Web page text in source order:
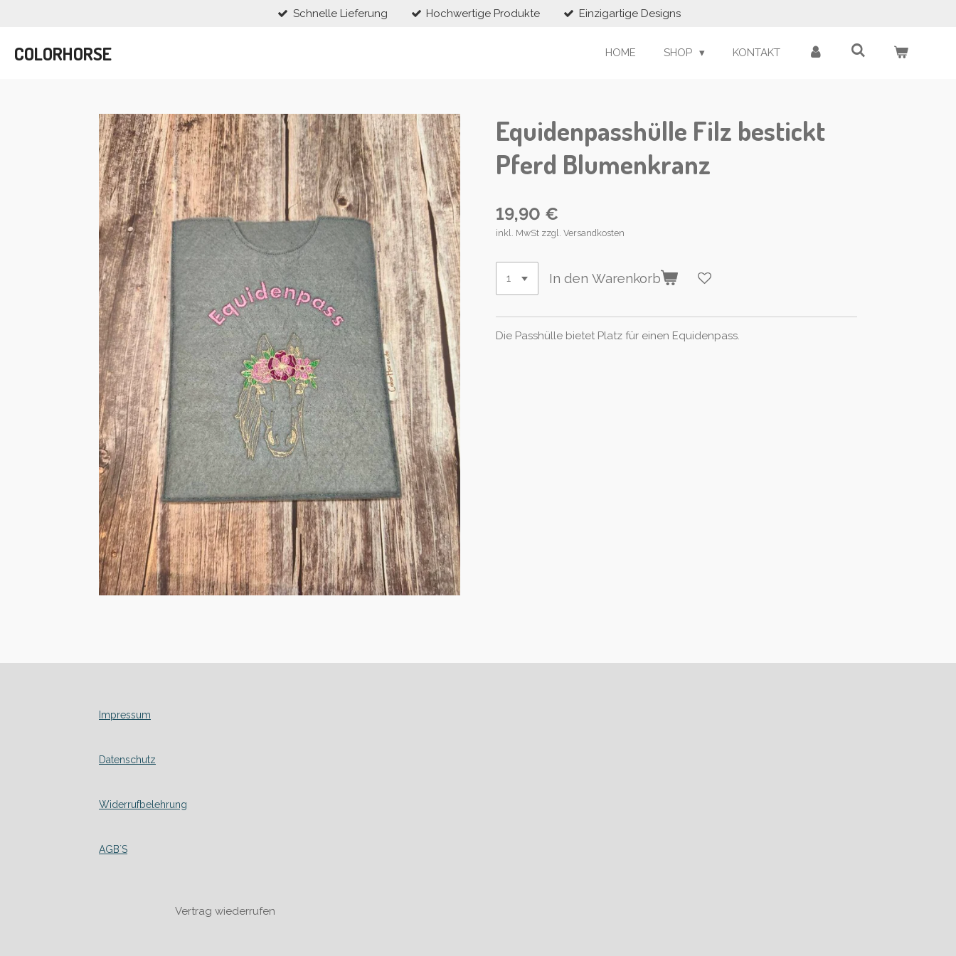
springen
Schnelle Lieferung Hochwertige Produkte Einzigartige Designs
COLORHORSE HOME SHOP KONTAKT
Equidenpasshülle Filz bestickt
Pferd Blumenkranz
19,90 €
inkl. MwSt zzgl. Versandkosten
In den Warenkorb
Die Passhülle bietet Platz für einen Equidenpass.
Impressum
Datenschutz
Widerrufbelehrung
AGB´S
Vertrag wiederrufen